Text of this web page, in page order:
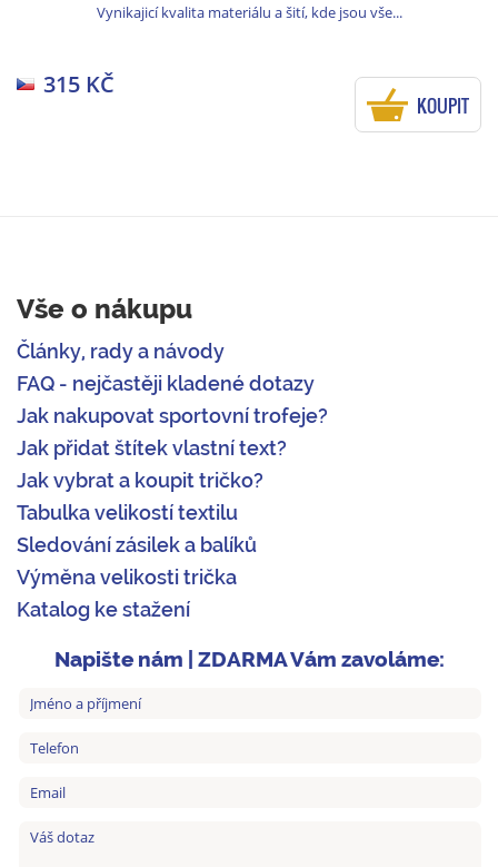
Vynikajicí kvalita materiálu a šití, kde jsou vše...
315 KČ
KOUPIT
Vše o nákupu
Články, rady a návody
FAQ - nejčastěji kladené dotazy
Jak nakupovat sportovní trofeje?
Jak přidat štítek vlastní text?
Jak vybrat a koupit tričko?
Tabulka velikostí textilu
Sledování zásilek a balíků
Výměna velikosti trička
Katalog ke stažení
Napište nám | ZDARMA Vám zavoláme: